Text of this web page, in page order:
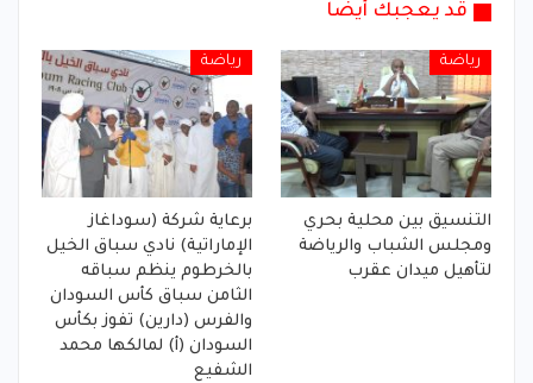
قد يعجبك أيضا
رياضة
التنسيق بين محلية بحري
ومجلس الشباب والرياضة
لتأهيل ميدان عقرب
رياضة
برعاية شركة (سوداغاز
الإماراتية) نادي سباق الخيل
بالخرطوم ينظم سباقه
الثامن سباق كأس السودان
والفرس (دارين) تفوز بكأس
السودان (أ) لمالكها محمد
الشفيع